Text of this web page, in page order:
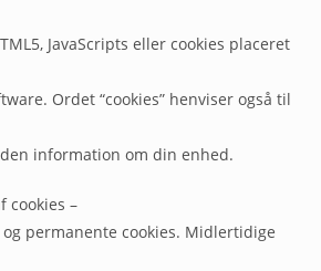
JavaScripts eller cookies placeret
Ordet “cookies” henviser også til
information om din enhed.
cookies –
permanente cookies. Midlertidige